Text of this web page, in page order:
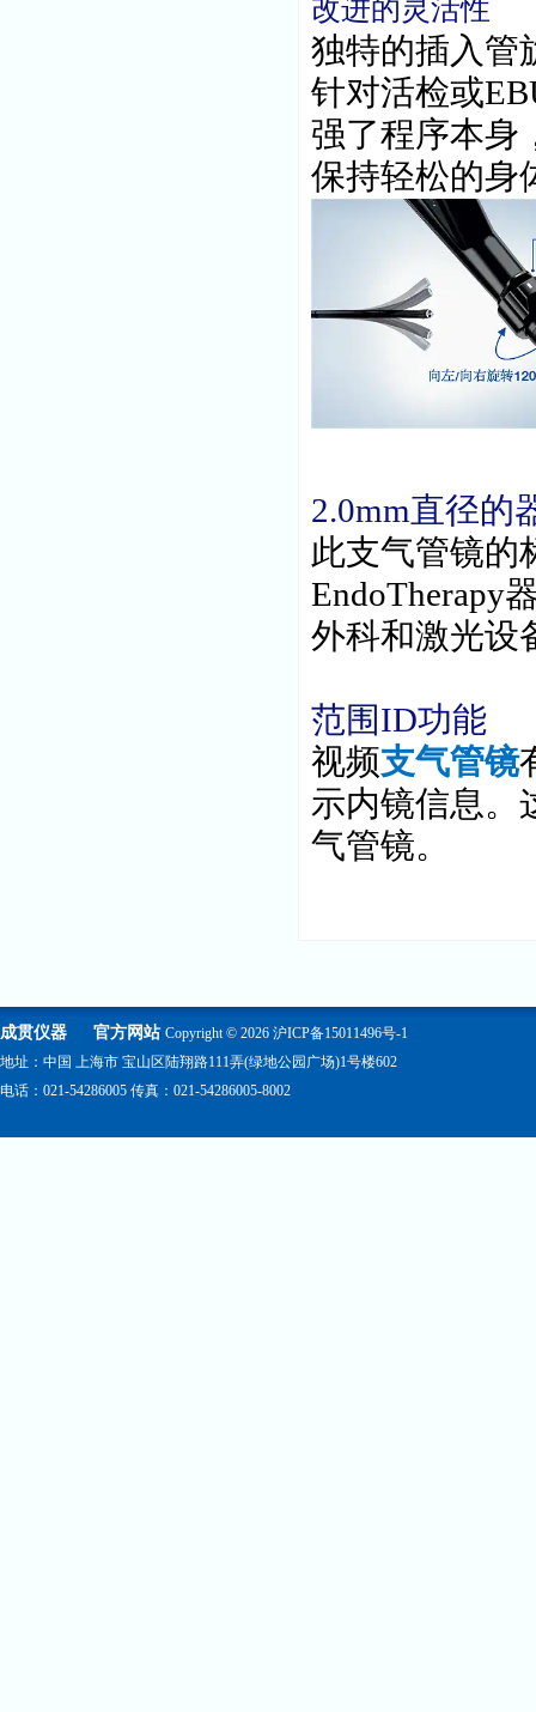
改进的灵活性
独特的插入管
针对活检或
强了程序本身
保持轻松的身
2.0mm直径的
此支气管镜的
EndoTherapy
外科和激光设
范围ID功能
视频支气管镜
示内镜信息。
气管镜。
成贯仪器 官方网站 Copyright © 2026 沪ICP备15011496号-1
地址：中国 上海市 宝山区陆翔路111弄(绿地公园广场)1号楼602
电话：021-54286005 传真：021-54286005-8002